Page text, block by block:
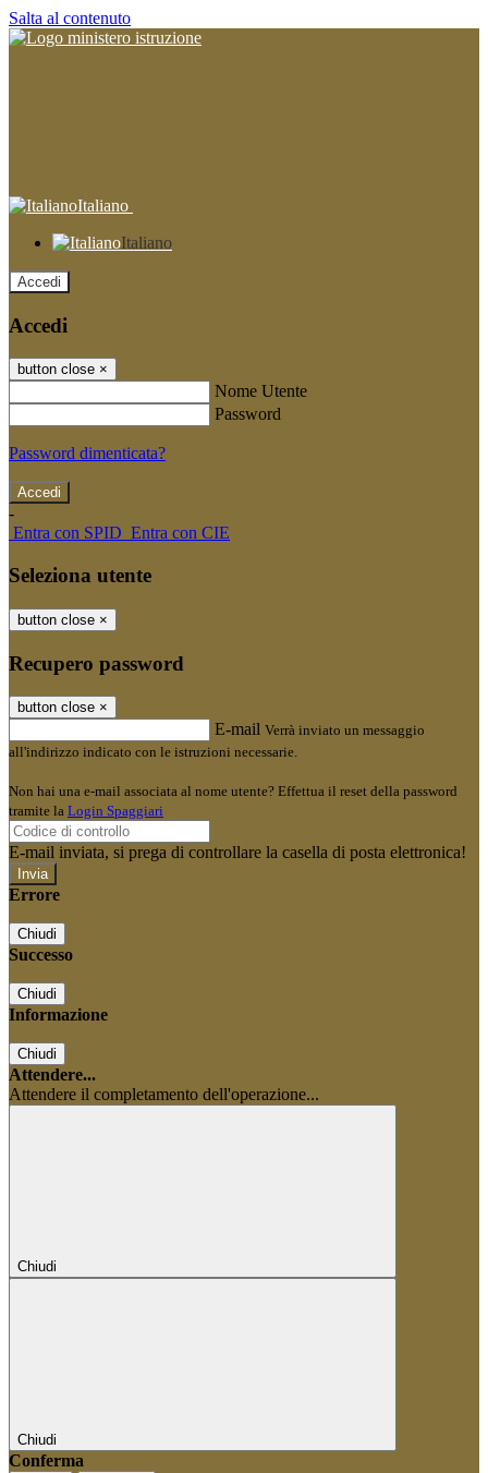
Salta al contenuto
Italiano
Italiano
Accedi
Accedi
button close ×
Nome Utente
Password
Password dimenticata?
-
Entra con SPID Entra con CIE
Seleziona utente
button close ×
Recupero password
button close ×
E-mail Verrà inviato un messaggio
all'indirizzo indicato con le istruzioni necessarie.
Non hai una e-mail associata al nome utente? Effettua il reset della password
tramite la Login Spaggiari
E-mail inviata, si prega di controllare la casella di posta elettronica!
Errore
Chiudi
Successo
Chiudi
Informazione
Chiudi
Attendere...
Attendere il completamento dell'operazione...
Chiudi
Chiudi
Conferma